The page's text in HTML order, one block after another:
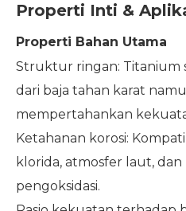
Properti Inti &
Properti Bahan Utama
Struktur ringan: Titanium
dari baja tahan karat
mempertahankan
Ketahanan korosi:
klorida, atmosfer laut, dan
pengoksidasi.